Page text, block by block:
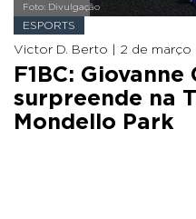
Foto: Divulgação
ESPORTS
Victor D. Berto | 2 de março
F1BC: Giovanne
surpreende na
Mondello Park